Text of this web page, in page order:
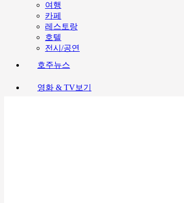
여행
카페
레스토랑
호텔
전시/공연
호주뉴스
영화 & TV보기